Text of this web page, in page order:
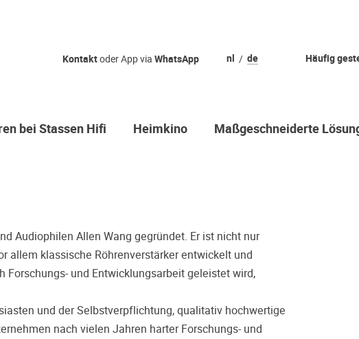
treffen.
bieten wir Ihnen die Möglichkeit, Ihr(e) Wunschgerät(e) ganz ohne
Zeitdruck in unserem Palazzo Hörschloss Probe zu hören. Nutzen
Sie diese Möglichkeit!
Häufig
nl de
Kontaktoder App via WhatsApp
bei Stassen Hifi Heimkino Maßgeschneiderte
Audiophilen Allen Wang gegründet. Er ist nicht nur
allem klassische Röhrenverstärker entwickelt und
und Entwicklungsarbeit geleistet wird,
und der Selbstverpflichtung, qualitativ hochwertige
nach vielen Jahren harter Forschungs- und